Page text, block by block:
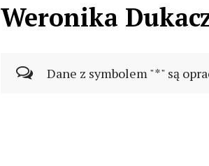
Weronika
Dane z symbolem "*" są